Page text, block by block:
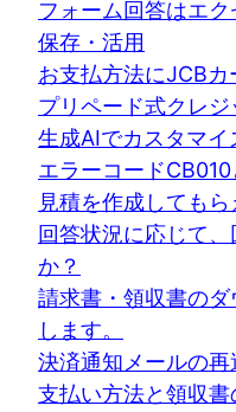
フォーム回答はエ
保存・活用
お支払方法にJCBカ
プリペード式クレ
生成AIでカスタマイ
エラーコード
見積を作成してもら
回答状況に応じて
か？
請求書・領収書の
します。
決済通知メールの再
支払い方法と領収